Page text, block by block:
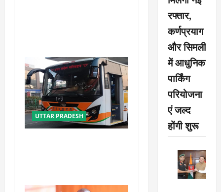
n
UTTAR PRADESH
रफ्तार,
कर्णप्रयाग
और सिमली
में आधुनिक
पार्किंग
परियोजना
एं जल्द
होंगी शुरू